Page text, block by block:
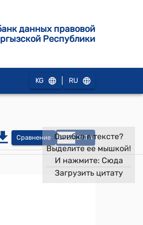
данных правовой
Республики
KG RU
Сравнение OPEN DATA
Ошибка в тексте?
Выделите ее мышкой!
И нажмите: Сюда
Загрузить цитату